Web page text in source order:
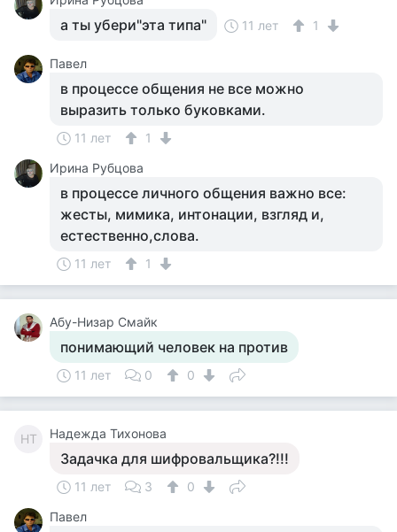
а ты убери"эта типа" 11 лет 1
Павел
в процессе общения не все можно
выразить только буковками.
11 лет
1
Ирина Рубцова
в процессе личного общения важно все:
жесты, мимика, интонации, взгляд и,
естественно,слова.
11 лет 1
Абу-Низар Смайк
понимающий человек на против
11 лет 0 0
НТ Надежда Тихонова
Задачка для шифровальщика?!!!
11 лет 3
0
Павел